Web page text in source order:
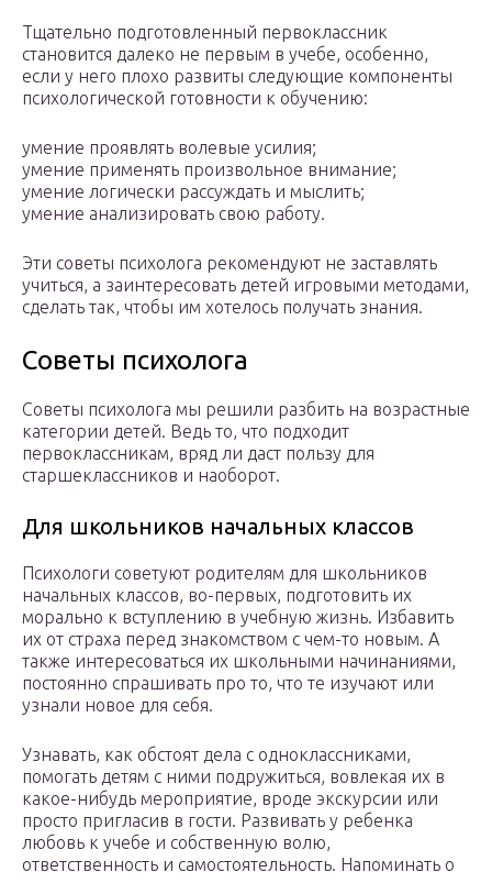
Тщательно подготовленный первоклассник
становится далеко не первым в учебе, особенно,
если у него плохо развиты следующие компоненты
психологической готовности к обучению:
умение проявлять волевые усилия;
умение применять произвольное внимание;
умение логически рассуждать и мыслить;
умение анализировать свою работу.
Эти советы психолога рекомендуют не заставлять
учиться, а заинтересовать детей игровыми методами,
сделать так, чтобы им хотелось получать знания.
Советы психолога
Советы психолога мы решили разбить на возрастные
категории детей. Ведь то, что подходит
первоклассникам, вряд ли даст пользу для
старшеклассников и наоборот.
Для школьников начальных классов
Психологи советуют родителям для школьников
начальных классов, во-первых, подготовить их
морально к вступлению в учебную жизнь. Избавить
их от страха перед знакомством с чем-то новым. А
также интересоваться их школьными начинаниями,
постоянно спрашивать про то, что те изучают или
узнали новое для себя.
Узнавать, как обстоят дела с одноклассниками,
помогать детям с ними подружиться, вовлекая их в
какое-нибудь мероприятие, вроде экскурсии или
просто пригласив в гости. Развивать у ребенка
любовь к учебе и собственную волю,
ответственность и самостоятельность. Напоминать о